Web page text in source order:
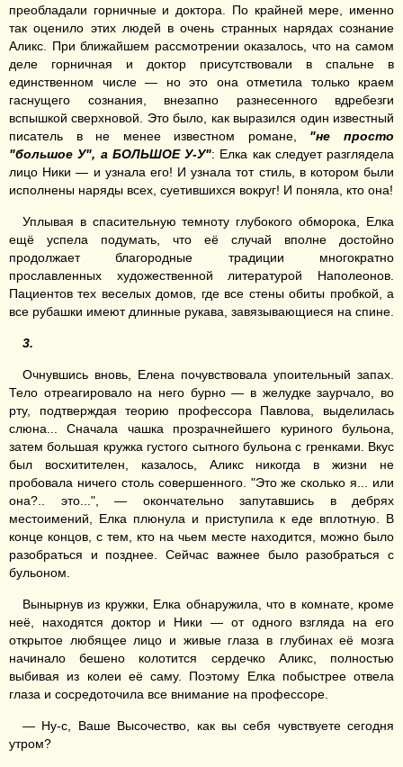
преобладали горничные и доктора. По крайней мере, именно
так оценило этих людей в очень странных нарядах сознание
Аликс. При ближайшем рассмотрении оказалось, что на самом
деле горничная и доктор присутствовали в спальне в
единственном числе — но это она отметила только краем
гаснущего сознания, внезапно разнесенного вдребезги
вспышкой сверхновой. Это было, как выразился один известный
писатель в не менее известном романе, "не просто
"большое У", а БОЛЬШОЕ У-У": Елка как следует разглядела
лицо Ники — и узнала его! И узнала тот стиль, в котором были
исполнены наряды всех, суетившихся вокруг! И поняла, кто она!
Уплывая в спасительную темноту глубокого обморока, Елка
ещё успела подумать, что её случай вполне достойно
продолжает благородные традиции многократно
прославленных художественной литературой Наполеонов.
Пациентов тех веселых домов, где все стены обиты пробкой, а
все рубашки имеют длинные рукава, завязывающиеся на спине.
3.
Очнувшись вновь, Елена почувствовала упоительный запах.
Тело отреагировало на него бурно — в желудке заурчало, во
рту, подтверждая теорию профессора Павлова, выделилась
слюна... Сначала чашка прозрачнейшего куриного бульона,
затем большая кружка густого сытного бульона с гренками. Вкус
был восхитителен, казалось, Аликс никогда в жизни не
пробовала ничего столь совершенного. "Это же сколько я... или
она?.. это...", — окончательно запутавшись в дебрях
местоимений, Елка плюнула и приступила к еде вплотную. В
конце концов, с тем, кто на чьем месте находится, можно было
разобраться и позднее. Сейчас важнее было разобраться с
бульоном.
Вынырнув из кружки, Елка обнаружила, что в комнате, кроме
неё, находятся доктор и Ники — от одного взгляда на его
открытое любящее лицо и живые глаза в глубинах её мозга
начинало бешено колотится сердечко Аликс, полностью
выбивая из колеи её саму. Поэтому Елка побыстрее отвела
глаза и сосредоточила все внимание на профессоре.
— Ну-с, Ваше Высочество, как вы себя чувствуете сегодня
утром?